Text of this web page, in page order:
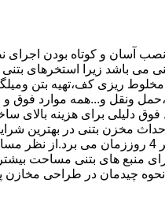
آسان و کوتاه بودن اجرای
می باشد زیرا استخرهای
ریزی کف،تهیه بتن
ونقل و...همه موارد فوق و
فوق دلیلی برای هزینه بالای
دارد درصورتیکه اجرای کامل مخزن پیش ساخته
منبع های بتنی مساحت
چیدمان در طراحی مخازن